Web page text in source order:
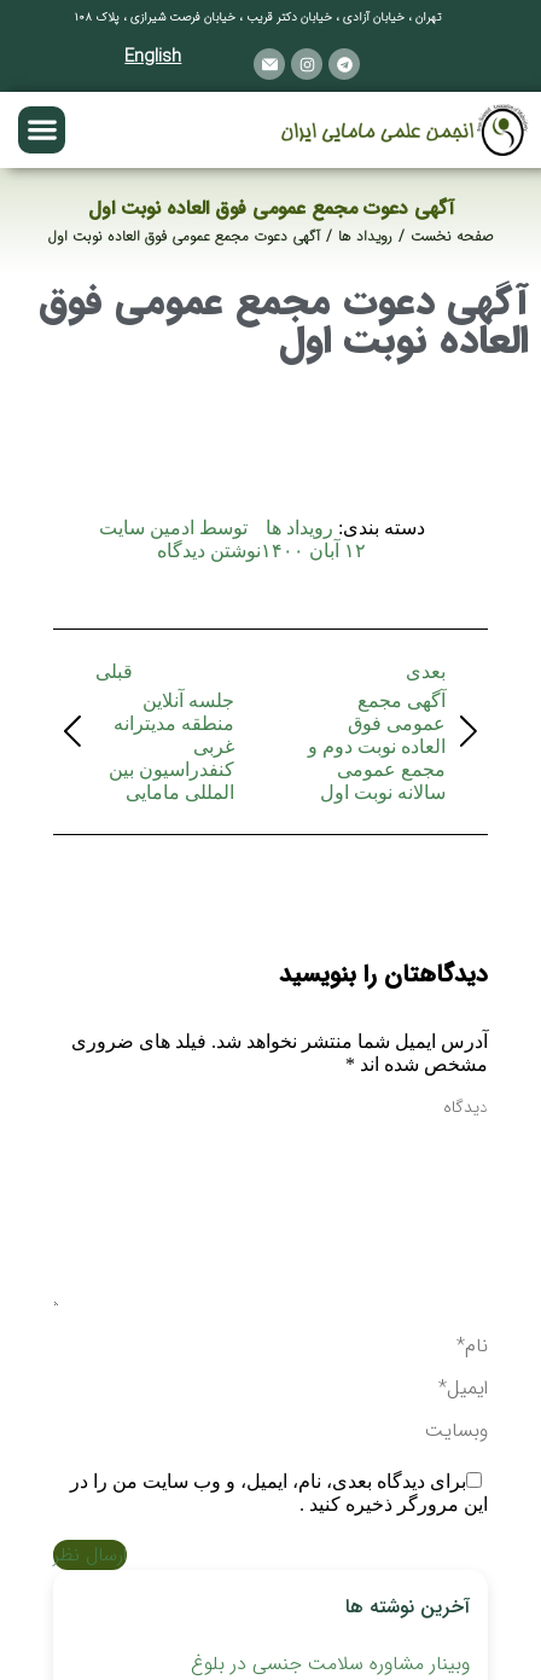
تهران ، خیابان آزادی ، خیابان دکتر قریب ، خیابان فرصت شیرازی ، پلاک ۱۰۸
English
آگهی دعوت مجمع عمومی فوق العاده نوبت اول
مکان شما:
صفحه نخست رویداد ها آگهی دعوت مجمع عمومی فوق العاده نوبت اول
آگهی دعوت مجمع عمومی فوق
العاده نوبت اول
دسته بندی: رویداد ها توسط ادمین سایت
۱۲ آبان ۱۴۰۰
نوشتن دیدگاه
قبلی
جلسه آنلاین
منطقه مدیترانه
غربى
کنفدراسیون بین
المللى مامایى
بعدی
آگهی مجمع
عمومی فوق
العاده نوبت دوم و
مجمع عمومی
سالانه نوبت اول
دیدگاهتان را بنویسید
آدرس ایمیل شما منتشر نخواهد شد. فیلد های ضروری
مشخص شده اند *
دیدگاه
نام *
ایمیل *
وبسایت
برای دیدگاه بعدی، نام، ایمیل، و وب سایت من را در
این مرورگر ذخیره کنید .
ارسال نظر
آخرین نوشته ها
وبینار مشاوره سلامت جنسی در بلوغ